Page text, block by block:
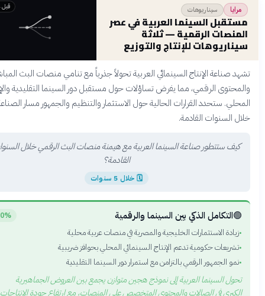
سيناريوهات
السينما العربية في عصر
الرقمية — ثلاثة
للإنتاج والتوزيع
صناعة الإنتاج السينمائي العربية تحولاً جذرياً مع تنامي منصات البث المباشر
الرقمي، مما يفرض تساؤلات حول مستقبل دور السينما التقليدية والإنتاج
ستحدد القرارات الحالية حول الاستثمار والتنظيم والجمهور مسار الصناعة
السنوات القادمة.
ستتطور صناعة السينما العربية مع هيمنة منصات البث الرقمي خلال السنوات
القادمة؟
التكامل الذكي بين السينما والرقمية
زيادة الاستثمارات الخليجية والمصرية في منصات عربية محلية
تشريعات حكومية تدعم الإنتاج السينمائي المحلي بحوافز ضريبية
نمو الجمهور الرقمي بالتزامن مع استمرار دور السينما التقليدية
السينما العربية إلى نموذج هجين متوازن يجمع بين العروض الجماهيرية
في الصالات والمحتوى المتخصص على المنصات، مع ارتفاع جودة الإنتاجات